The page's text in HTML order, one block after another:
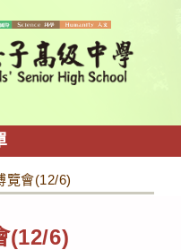
覽會(12/6)
(12/6)